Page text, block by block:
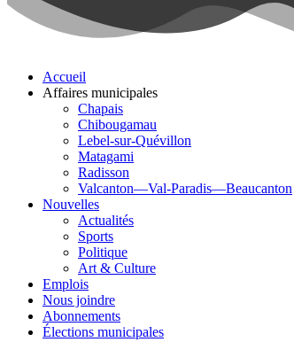
Accueil
Affaires municipales
Chapais
Chibougamau
Lebel-sur-Quévillon
Matagami
Radisson
Valcanton—Val-Paradis—Beaucanton
Nouvelles
Actualités
Sports
Politique
Art & Culture
Emplois
Nous joindre
Abonnements
Élections municipales